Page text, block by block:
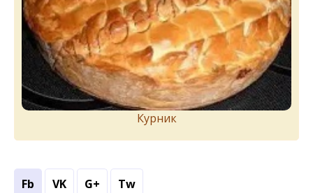
Курник
Fb VK G+ Tw